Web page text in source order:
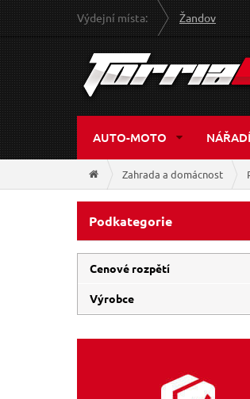
Výdejní místa: Žandov
AUTO-MOTO NÁŘADÍ
Zahrada a domácnost
Podkategorie
Cenové rozpětí
18 Kč
Výrobce
EXTOL-CRAFT(8)